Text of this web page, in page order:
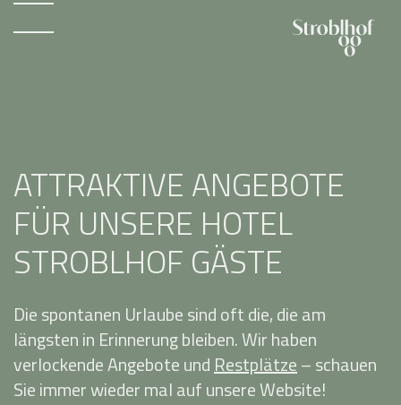
ATTRAKTIVE ANGEBOTE
FÜR UNSERE HOTEL
STROBLHOF GÄSTE
Die spontanen Urlaube sind oft die, die am
längsten in Erinnerung bleiben. Wir haben
verlockende Angebote undRestplätze– schauen
Sie immer wieder mal auf unsere Website!